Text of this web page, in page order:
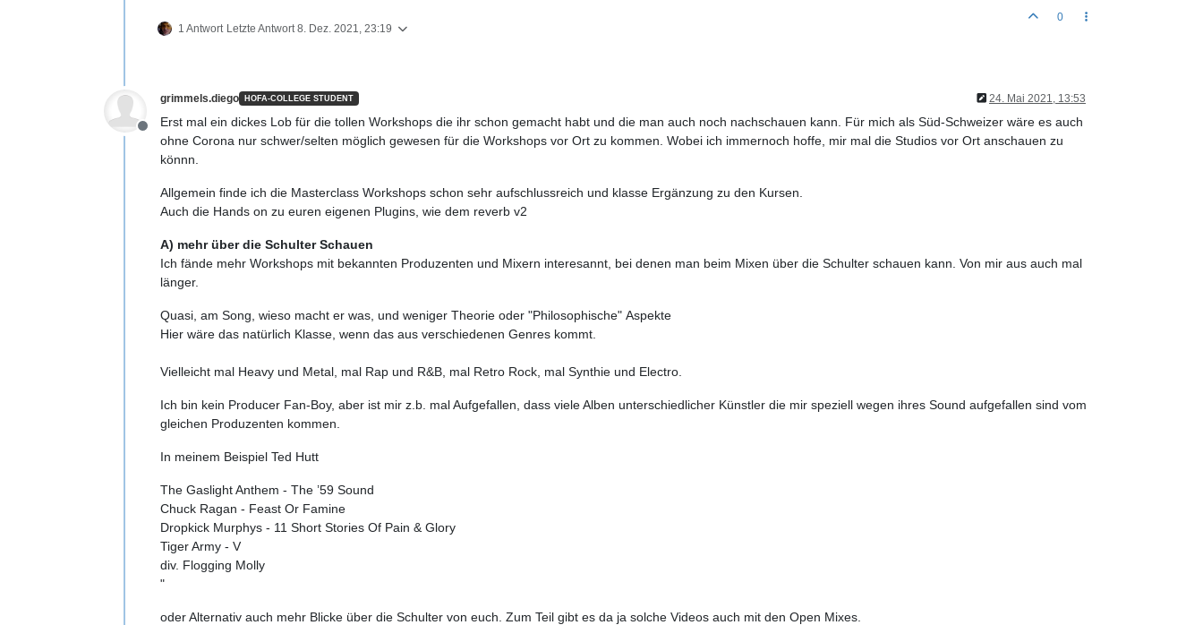
1 Antwort Letzte Antwort 8. Dez. 2021, 23:19
0
Offline
grimmels.diego HOFA-COLLEGE STUDENT 24. Mai 2021, 13:53
Erst mal ein dickes Lob für die tollen Workshops die ihr schon gemacht habt und die man auch noch nachschauen kann. Für mich als Süd-Schweizer wäre es auch
ohne Corona nur schwer/selten möglich gewesen für die Workshops vor Ort zu kommen. Wobei ich immernoch hoffe, mir mal die Studios vor Ort anschauen zu
könnn.
Allgemein finde ich die Masterclass Workshops schon sehr aufschlussreich und klasse Ergänzung zu den Kursen.
Auch die Hands on zu euren eigenen Plugins, wie dem reverb v2
A) mehr über die Schulter Schauen
Ich fände mehr Workshops mit bekannten Produzenten und Mixern interesannt, bei denen man beim Mixen über die Schulter schauen kann. Von mir aus auch mal
länger.
Quasi, am Song, wieso macht er was, und weniger Theorie oder "Philosophische" Aspekte
Hier wäre das natürlich Klasse, wenn das aus verschiedenen Genres kommt.
Vielleicht mal Heavy und Metal, mal Rap und R&B, mal Retro Rock, mal Synthie und Electro.
Ich bin kein Producer Fan-Boy, aber ist mir z.b. mal Aufgefallen, dass viele Alben unterschiedlicher Künstler die mir speziell wegen ihres Sound aufgefallen sind vom
gleichen Produzenten kommen.
In meinem Beispiel Ted Hutt
The Gaslight Anthem - The ’59 Sound
Chuck Ragan - Feast Or Famine
Dropkick Murphys - 11 Short Stories Of Pain & Glory
Tiger Army - V
div. Flogging Molly
"
oder Alternativ auch mehr Blicke über die Schulter von euch. Zum Teil gibt es da ja solche Videos auch mit den Open Mixes.